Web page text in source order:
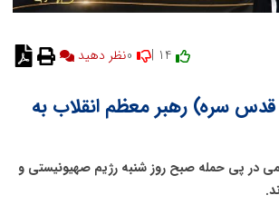
نظر دهید
قدس سره) رهبر معظم انقلاب به
در پی حمله صبح روز شنبه رژیم صهیونیستی و